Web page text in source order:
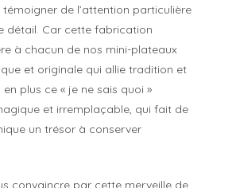
de l’attention particulière
détail. Car cette fabrication
à chacun de nos mini-plateaux
et originale qui allie tradition et
plus ce « je ne sais quoi »
et irremplaçable, qui fait de
un trésor à conserver
convaincre par cette merveille de